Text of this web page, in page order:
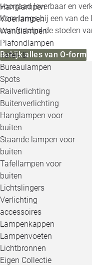
Hanglampen
Vloerlampen
Wandlampen
Plafondlampen
Tafel- &
Bureaulampen
Spots
Railverlichting
Buitenverlichting
Hanglampen voor
buiten
Staande lampen voor
buiten
Tafellampen voor
buiten
Lichtslingers
Verlichting
accessoires
Lampenkappen
Lampenvoeten
Lichtbronnen
Eigen Collectie
voorraad leverbaar en
Kom langs bij een van de
comfortabel de stoelen
Bekijk alles van O-form